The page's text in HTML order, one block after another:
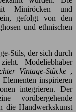
Miniröcken und
gefolgt von den
und ethnischen
Stils, der sich durch
Modeliebhaber
Vintage-Stücke ,
inspirieren
integrieren. Der
vorübergehende
die Handwerkskunst